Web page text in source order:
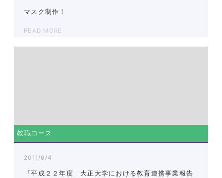
マスク制作！
READ MORE
教職コース
2011/6/4
『平成２２年度 大正大学における教育連携事業報告